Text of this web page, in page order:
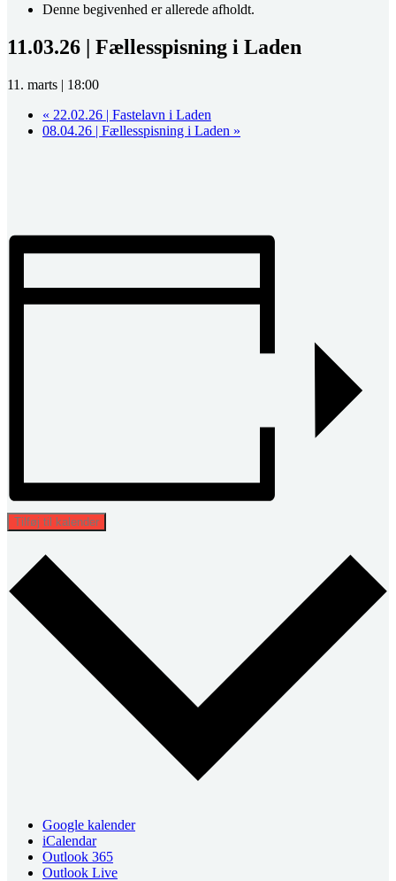
Denne begivenhed er allerede afholdt.
11.03.26 | Fællesspisning i Laden
11. marts | 18:00
« 22.02.26 | Fastelavn i Laden
08.04.26 | Fællesspisning i Laden »
Tilføj til kalender
Google kalender
iCalendar
Outlook 365
Outlook Live